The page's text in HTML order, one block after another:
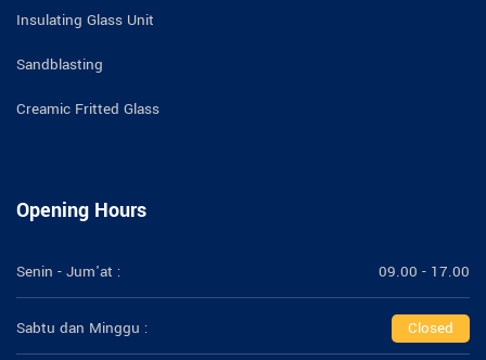
Insulating Glass Unit
Sandblasting
Creamic Fritted Glass
Opening Hours
Senin - Jum'at : 09.00 - 17.00
Sabtu dan Minggu : Closed